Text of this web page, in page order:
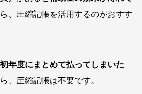
、圧縮記帳を活用するのがおすす
年度にまとめて払ってしまいた
、圧縮記帳は不要です。